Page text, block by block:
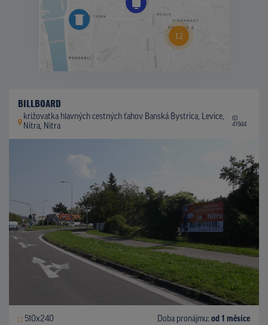
BILLBOARD
križovatka hlavných cestných ťahov Banská Bystrica, Levice,
Nitra, Nitra
ID
41944
510x240 Doba pronájmu: od 1 měsíce